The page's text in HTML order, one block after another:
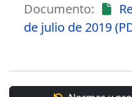
Documento:
de julio de 2019